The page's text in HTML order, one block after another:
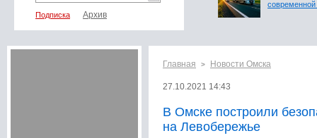
Подписка
современной
Главная > Новости Омска
27.10.2021 14:43
В Омске построили
на Левобережье